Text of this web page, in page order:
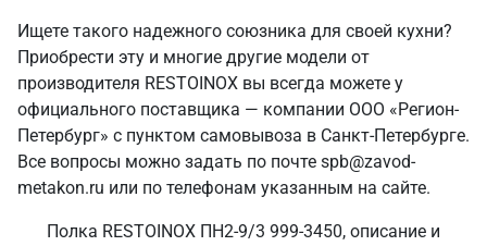
Ищете такого надежного союзника для своей кухни?
Приобрести эту и многие другие модели от
производителя RESTOINOX вы всегда можете у
официального поставщика — компании ООО «Регион-
Петербург» с пунктом самовывоза в Санкт‑Петербурге.
Все вопросы можно задать по почте spb@zavod-
metakon.ru или по телефонам указанным на сайте.
Полка RESTOINOX ПН2-9/3 999-3450, описание и